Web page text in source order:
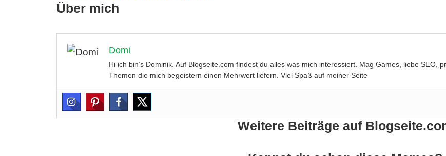
Über mich
Domi
Hi ich bin’s Dominik. Auf Blogseite.com findest du alles was mich interessiert. Mag Games, liebe SEO,
Themen die mich begeistern einen Mehrwert liefern. Viel Spaß auf meiner Seite
Weitere Beiträge auf